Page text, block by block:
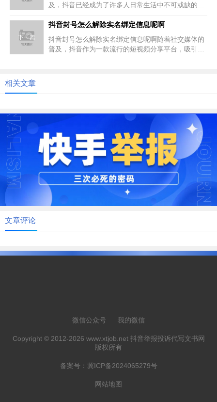
及，抖音已经成为了许多人日常生活中不可或缺的一
下一篇
抖音封号怎么解除实名绑定信息呢啊
抖音封号怎么解除实名绑定信息呢啊随着社交媒体的
普及，抖音作为一款流行的短视频分享平台，吸引了
相关文章
文章评论
微信公众号 我的微信
Copyright © 2012-2026 www.xtjob.net 抖音举报投诉代写文书网
版权所有
备案号： 冀ICP备2024065279号
网站地图